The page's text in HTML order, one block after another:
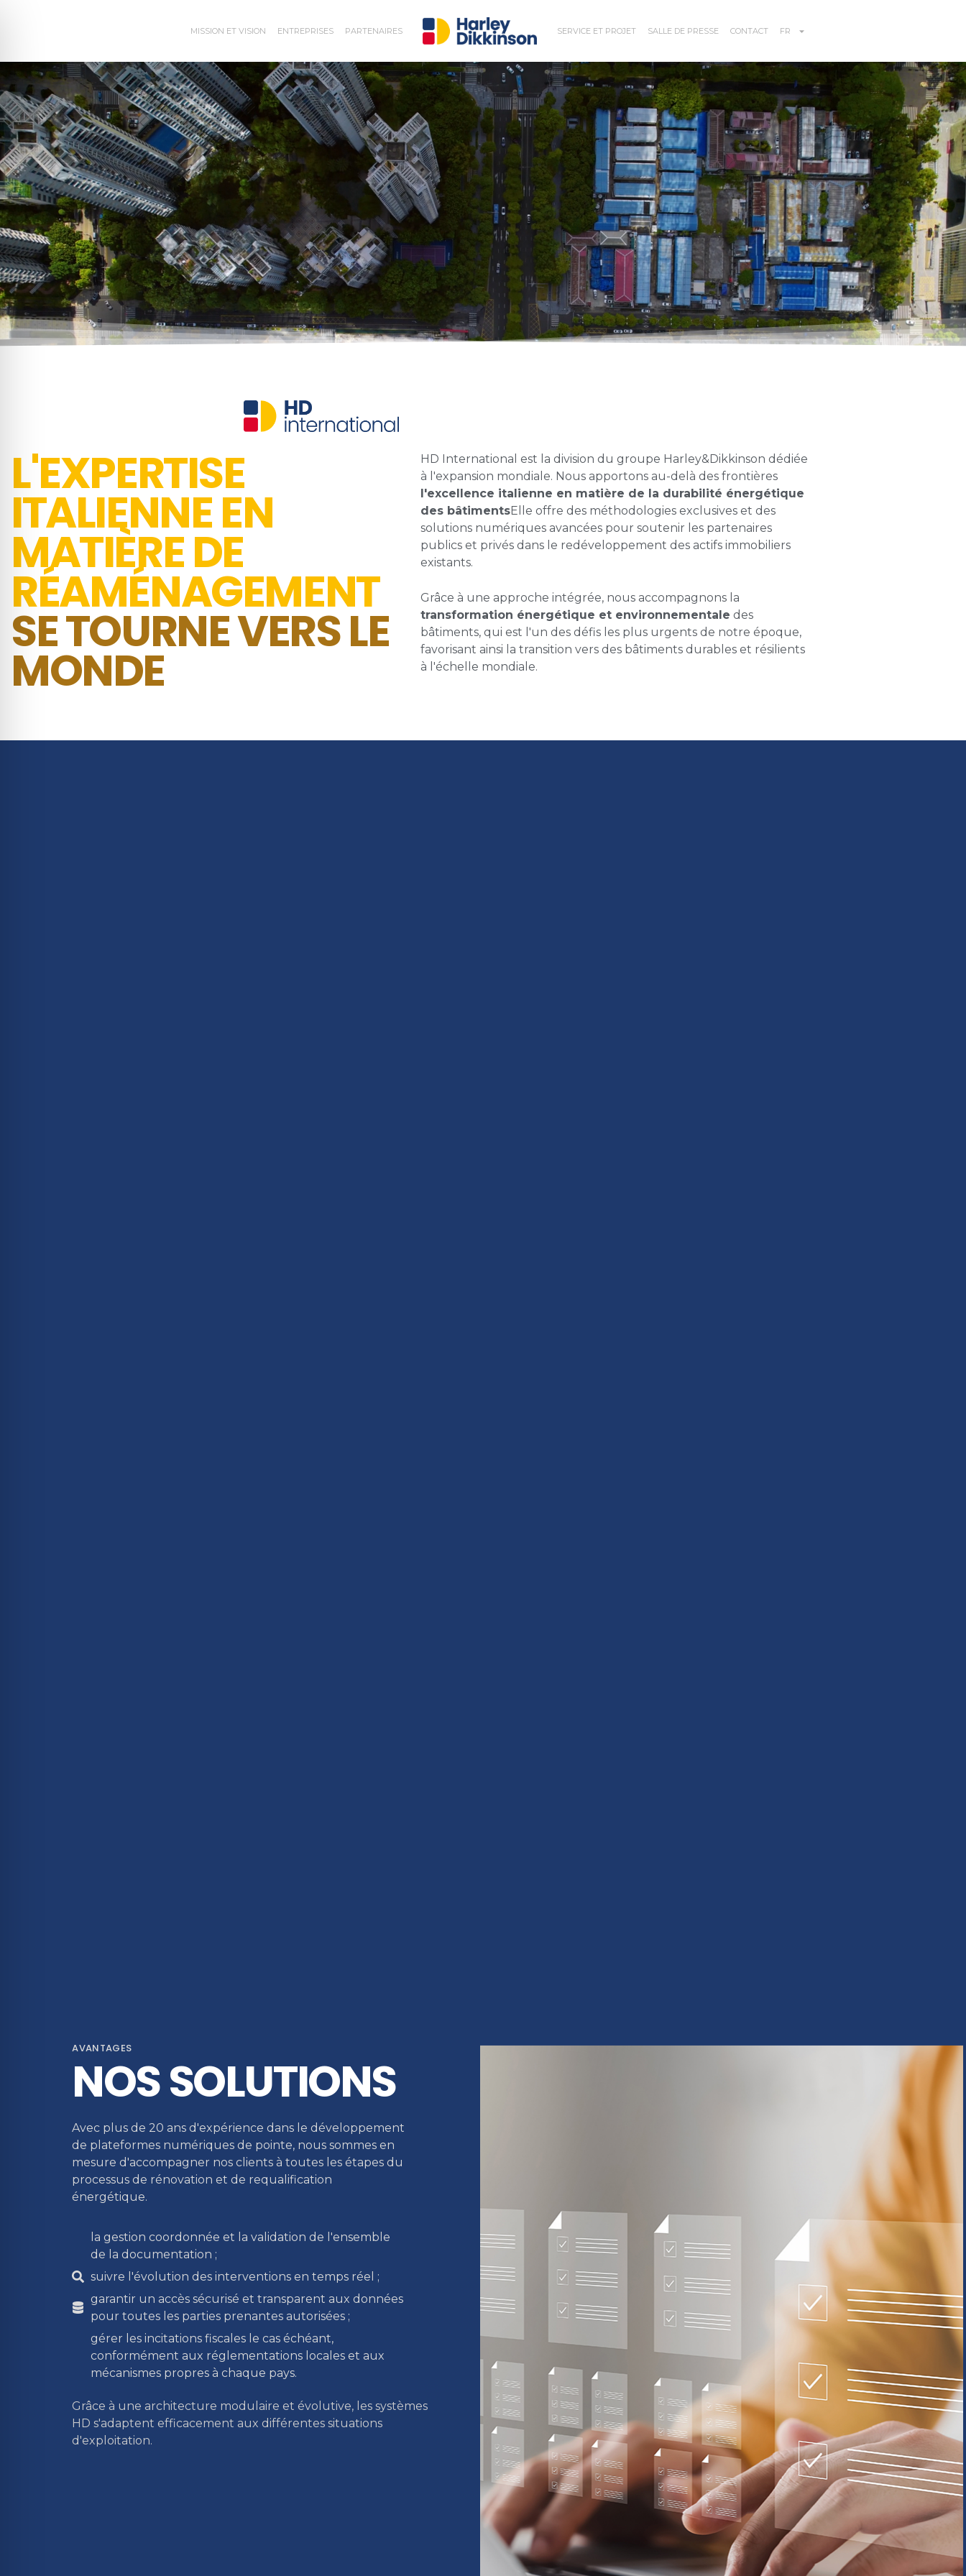
MISSION ET VISION ENTREPRISES PARTENAIRES SERVICE ET PROJET SALLE DE PRESSE CONTACT FR
L'EXPERTISE
ITALIENNE EN
MATIÈRE DE
RÉAMÉNAGEMENT
SE TOURNE VERS LE
MONDE
HD International est la division du groupe Harley&Dikkinson dédiée
à l'expansion mondiale. Nous apportons au-delà des frontières
l'excellence italienne en matière de la durabilité énergétique
des bâtimentsElle offre des méthodologies exclusives et des
solutions numériques avancées pour soutenir les partenaires
publics et privés dans le redéveloppement des actifs immobiliers
existants.
Grâce à une approche intégrée, nous accompagnons la
transformation énergétique et environnementale des
bâtiments, qui est l'un des défis les plus urgents de notre époque,
favorisant ainsi la transition vers des bâtiments durables et résilients
à l'échelle mondiale.
AVANTAGES
NOS SOLUTIONS
Avec plus de 20 ans d'expérience dans le développement
de plateformes numériques de pointe, nous sommes en
mesure d'accompagner nos clients à toutes les étapes du
processus de rénovation et de requalification
énergétique.
la gestion coordonnée et la validation de l'ensemble
de la documentation ;
suivre l'évolution des interventions en temps réel ;
garantir un accès sécurisé et transparent aux données
pour toutes les parties prenantes autorisées ;
gérer les incitations fiscales le cas échéant,
conformément aux réglementations locales et aux
mécanismes propres à chaque pays.
Grâce à une architecture modulaire et évolutive, les systèmes
HDs'adaptentefficacement aux différentes situations
d'exploitation.